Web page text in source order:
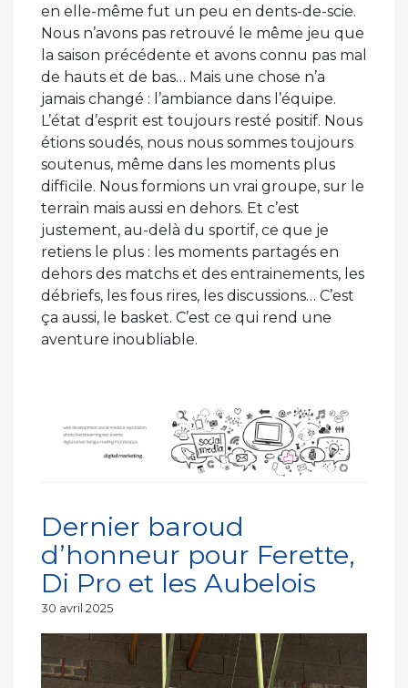
en elle-même fut un peu en dents-de-scie.
Nous n’avons pas retrouvé le même jeu que
la saison précédente et avons connu pas mal
de hauts et de bas… Mais une chose n’a
jamais changé : l’ambiance dans l’équipe.
L’état d’esprit est toujours resté positif. Nous
étions soudés, nous nous sommes toujours
soutenus, même dans les moments plus
difficile. Nous formions un vrai groupe, sur le
terrain mais aussi en dehors. Et c’est
justement, au-delà du sportif, ce que je
retiens le plus : les moments partagés en
dehors des matchs et des entrainements, les
débriefs, les fous rires, les discussions… C’est
ça aussi, le basket. C’est ce qui rend une
aventure inoubliable.
Dernier baroud
d’honneur pour Ferette,
Di Pro et les Aubelois
Publié
30 avril 2025